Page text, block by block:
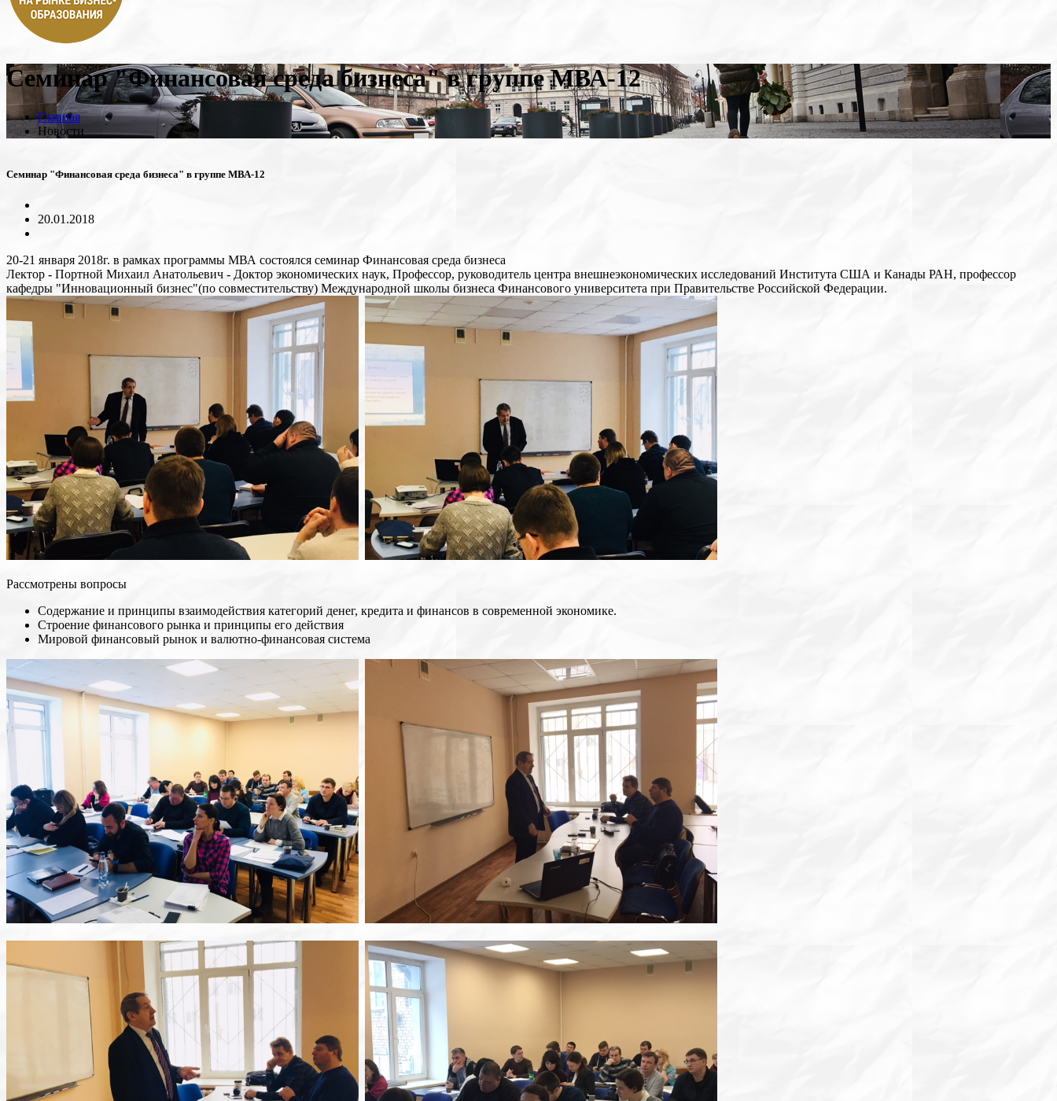
Семинар "Финансовая среда бизнеса" в группе МВА-12
Главная
Новости
Семинар "Финансовая среда бизнеса" в группе МВА-12
20.01.2018
20-21 января 2018г. в рамках программы МВА состоялся семинар Финансовая среда бизнеса
Лектор - Портной Михаил Анатольевич - Доктор экономических наук, Профессор, руководитель центра внешнеэкономических исследований Института США и Канады РАН, профессор
кафедры "Инновационный бизнес"(по совместительству) Международной школы бизнеса Финансового университета при Правительстве Российской Федерации.
Рассмотрены вопросы
Содержание и принципы взаимодействия категорий денег, кредита и финансов в современной экономике.
Строение финансового рынка и принципы его действия
Мировой финансовый рынок и валютно-финансовая система